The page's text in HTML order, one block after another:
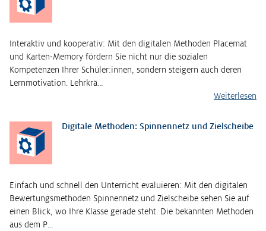
Interaktiv und kooperativ: Mit den digitalen Methoden Placemat
und Karten-Memory fördern Sie nicht nur die sozialen
Kompetenzen Ihrer Schüler:innen, sondern steigern auch deren
Lernmotivation. Lehrkrä…
Weiterlesen
Digitale Methoden: Spinnennetz und Zielscheibe
Einfach und schnell den Unterricht evaluieren: Mit den digitalen
Bewertungsmethoden Spinnennetz und Zielscheibe sehen Sie auf
einen Blick, wo Ihre Klasse gerade steht. Die bekannten Methoden
aus dem P…